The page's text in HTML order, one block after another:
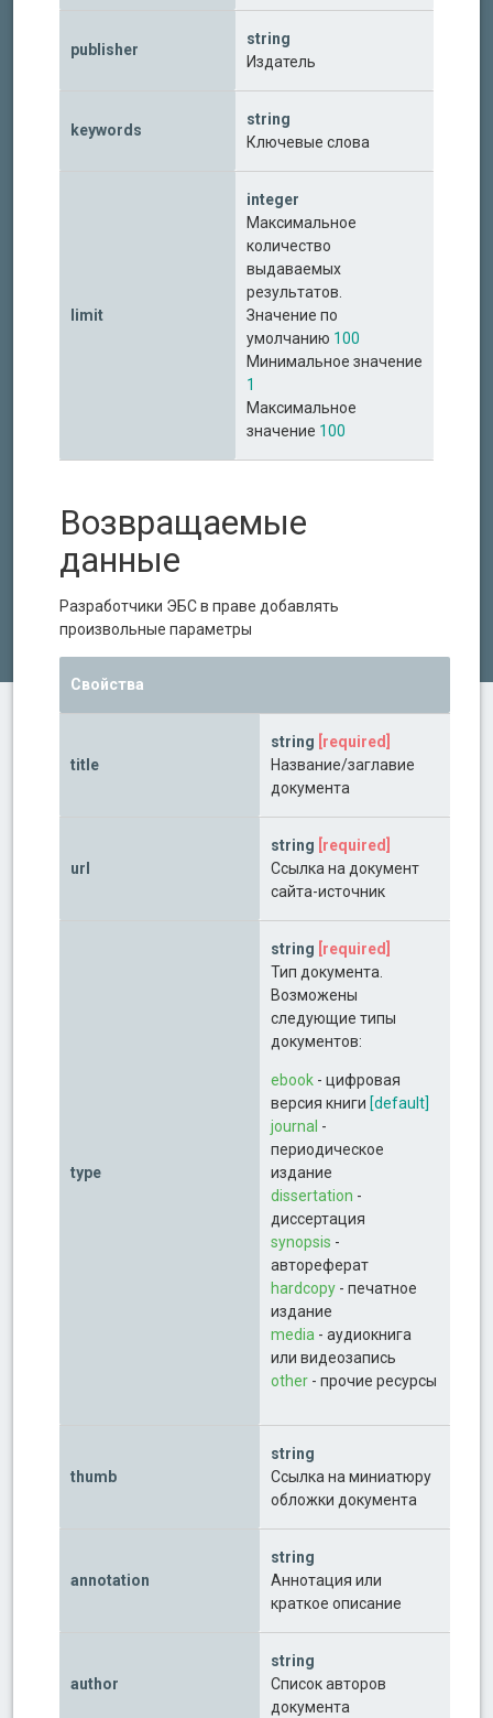
publisher
string
Издатель
keywords
string
Ключевые слова
limit
integer
Максимальное
количество
выдаваемых
результатов.
Значение по
умолчанию 100
Минимальное значение
1
Максимальное
значение 100
Возвращаемые
данные
Разработчики ЭБС в праве добавлять
произвольные параметры
Свойства
title
string [required]
Название/заглавие
документа
url
string [required]
Ссылка на документ
сайта-источник
type
string [required]
Тип документа.
Возможены
следующие типы
документов:
ebook- цифровая
версия книги [default]
journal -
периодическое
издание
dissertation -
диссертация
synopsis -
автореферат
hardcopy- печатное
издание
media - аудиокнига
или видеозапись
other- прочие ресурсы
thumb
string
Ссылка на миниатюру
обложки документа
annotation
string
Аннотация или
краткое описание
author
string
Список авторов
документа